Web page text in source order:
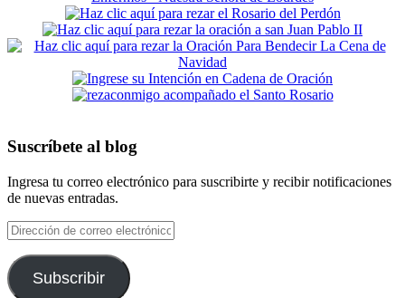
Suscríbete al blog
Ingresa tu correo electrónico para suscribirte y recibir notificaciones
de nuevas entradas.
Dirección
de
correo
electrónico
Subscribir